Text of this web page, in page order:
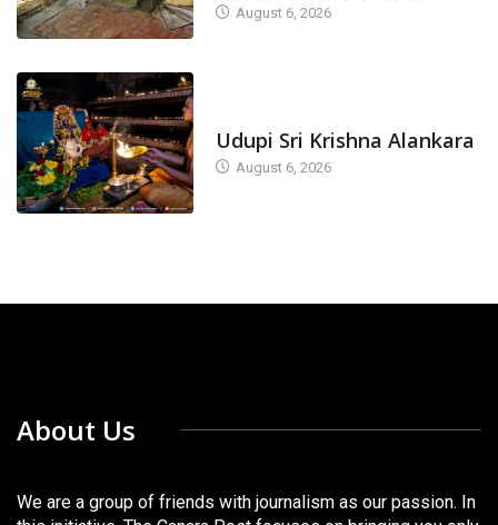
August 6, 2026
Udupi Sri Krishna Alankara
August 6, 2026
About Us
We are a group of friends with journalism as our passion. In